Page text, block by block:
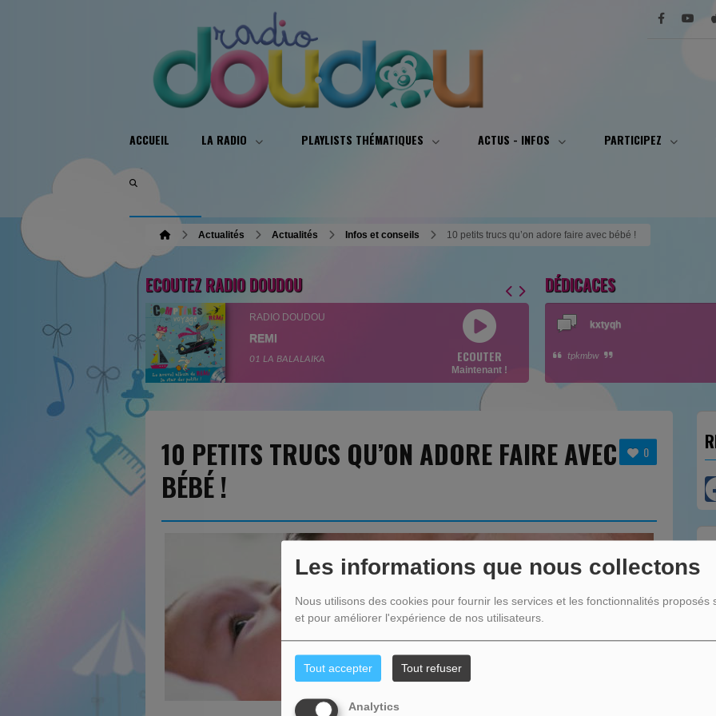
Les informations que nous collectons
Nous utilisons des cookies pour fournir les services et les fonctionnalités proposés
et pour améliorer l'expérience de nos utilisateurs.
Tout accepter Tout refuser
Analytics
ACCUEIL LA RADIO PLAYLISTS THÉMATIQUES ACTUS - INFOS PARTICIPEZ
Actualités Actualités Infos et conseils 10 petits trucs qu’on adore faire avec bébé !
ECOUTEZ RADIO DOUDOU
ECOUTER
Maintenant !
RADIO DOUDOU
REMI
01 LA BALALAIKA
DÉDICACES
kxtyqh
tpkmbw
0
10 PETITS TRUCS QU’ON ADORE FAIRE AVEC
BÉBÉ !